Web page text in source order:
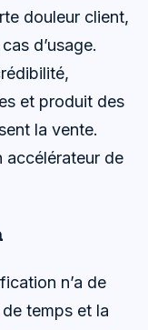
douleur client,
d’usage.
et produit des
la vente.
accélérateur de
n’a de
de temps et la